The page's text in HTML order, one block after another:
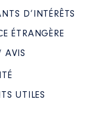
D’INTÉRÊTS
ÉTRANGÈRE
AVIS
UTILES